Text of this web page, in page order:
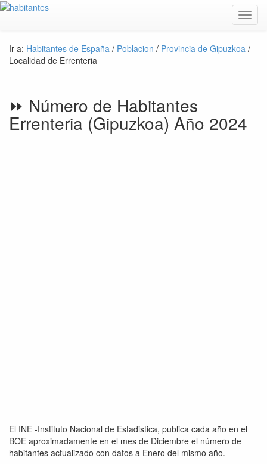
Ir a: Habitantes de España / Poblacion / Provincia de Gipuzkoa /
Localidad de Errenteria
⏩ Número de Habitantes
Errenteria (Gipuzkoa) Año 2024
El INE -Instituto Nacional de Estadistica, publica cada año en el
BOE aproximadamente en el mes de Diciembre el número de
habitantes actualizado con datos a Enero del mismo año.